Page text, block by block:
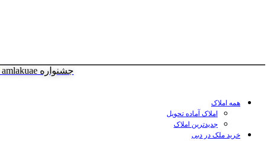
جشنواره amlakuae
همه املاک
املاک آماده تحویل
جدیدترین املاک
خرید ملک در دبی